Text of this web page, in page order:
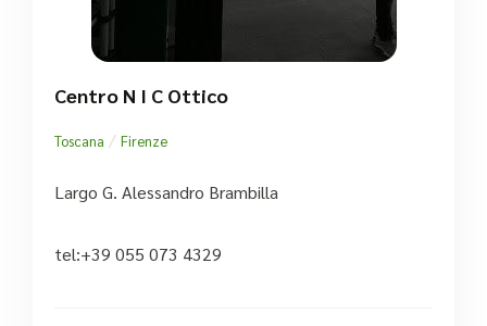
Centro N I C Ottico
Toscana / Firenze
Largo G. Alessandro Brambilla
tel:+39 055 073 4329